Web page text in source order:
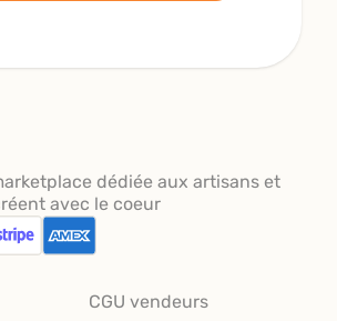
dédiée aux artisans et
avec le coeur
CGU vendeurs